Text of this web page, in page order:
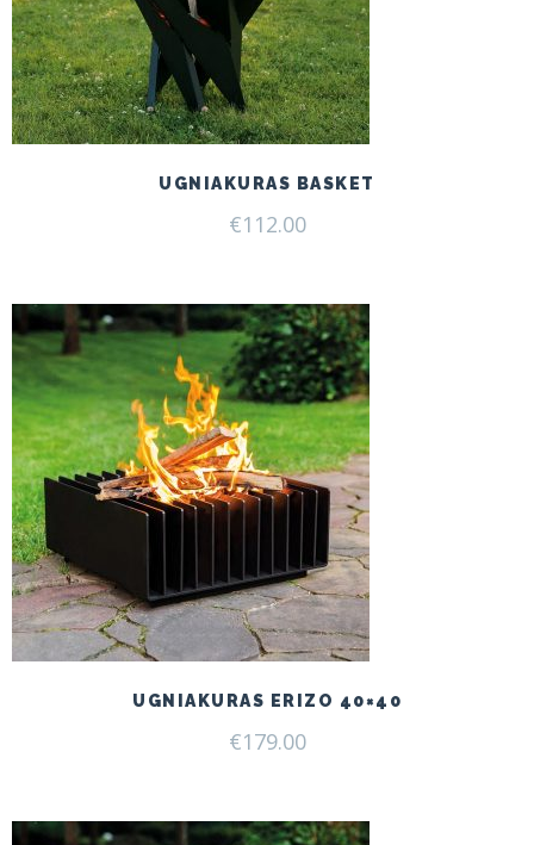
UGNIAKURAS BASKET
€112.00
UGNIAKURAS ERIZO 40×40
€179.00